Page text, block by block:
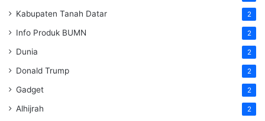
Kabupaten Tanah Datar 2
Info Produk BUMN 2
Dunia 2
Donald Trump 2
Gadget 2
Alhijrah 2